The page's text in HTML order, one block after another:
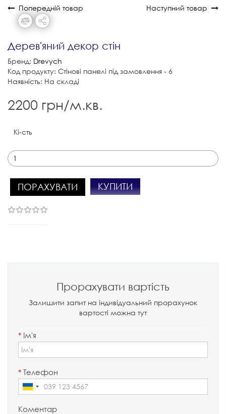
Попередній товар Наступний товар
Дерев'яний декор стін
Бренд: Drevych
Код продукту: Стінові панелі під замовлення - 6
Наявність: На складі
2200 грн/м.кв.
Кі-сть
ПОРАХУВАТИ КУПИТИ
Прорахувати вартість
Залишити запит на індивідуальний прорахунок
вартості можна тут
* Ім'я
* Телефон
Коментар